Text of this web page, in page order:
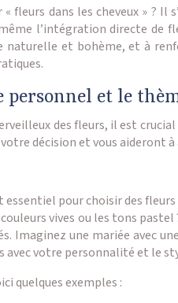
fleurs dans les cheveux » ?
l’intégration directe de
et bohème, et à
et le
des fleurs, il est
décision et vous aideront
pour choisir des
vives ou les tons
Imaginez une mariée avec
avec votre personnalité et le
quelques exemples :